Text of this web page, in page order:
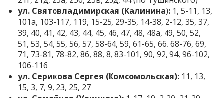
ул. Святовладимирская (Калинина): 1, 5-11, 13,
101а, 103-117, 119, 15-25, 29-35, 14-38, 2-12, 35, 37,
39, 40, 41, 42, 43, 44, 45, 46, 47, 48, 48а, 49, 50, 52,
51, 53, 54, 55, 56, 57, 58-64, 59, 61-65, 66, 68-76, 69,
71, 73-81, 78-82, 86, 88, 8, 83-101, 90, 92, 94, 96-102,
106-116
ул. Серикова Сергея (Комсомольская): 11, 13,
15, 3, 7, 9, 23, 25, 27